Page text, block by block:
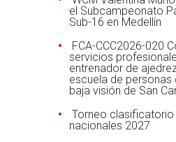
el Subcampeonato
Sub-16 en Medellín
FCA-CCC2026-020
servicios
entrenador de
escuela de personas
baja visión de San
Torneo clasificatorio
nacionales 2027